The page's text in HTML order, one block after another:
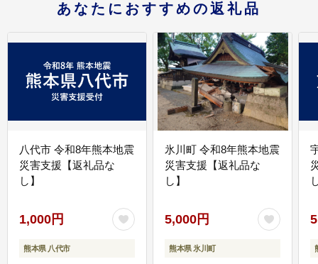
あなたにおすすめの返礼品
八代市 令和8年熊本地震
災害支援【返礼品な
し】
1,000円
熊本県 八代市
氷川町 令和8年熊本地震
災害支援【返礼品な
し】
5,000円
熊本県 氷川町